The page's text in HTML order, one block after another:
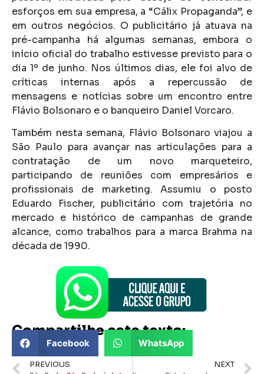
esforços em sua empresa, a “Cálix Propaganda”, e
em outros negócios. O publicitário já atuava na
pré-campanha há algumas semanas, embora o
início oficial do trabalho estivesse previsto para o
dia 1º de junho. Nos últimos dias, ele foi alvo de
críticas internas após a repercussão de
mensagens e notícias sobre um encontro entre
Flávio Bolsonaro e o banqueiro Daniel Vorcaro.
Também nesta semana, Flávio Bolsonaro viajou a
São Paulo para avançar nas articulações para a
contratação de um novo marqueteiro,
participando de reuniões com empresários e
profissionais de marketing. Assumiu o posto
Eduardo Fischer, publicitário com trajetória no
mercado e histórico de campanhas de grande
alcance, como trabalhos para a marca Brahma na
década de 1990.
Compartilhe este texto:
Facebook WhatsApp
PREVIOUS NEXT